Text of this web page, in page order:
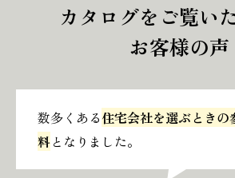
カタログをご覧い
お客様の声
数多くある住宅会社を選ぶときの
料となりました。